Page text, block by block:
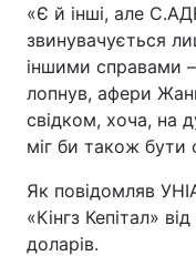
«Є й інші, але
звинувачується
іншими справами
лопнув, афери
свідком, хоча, на
міг би також бути
Як повідомляв
«Кінгз Кепітал»
доларів.